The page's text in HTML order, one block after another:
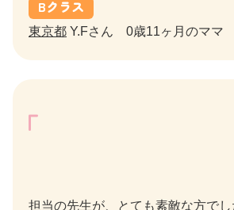
Bクラス
東京都 Y.Fさん 0歳11ヶ月のママ
担当の先生が、とても素敵な方で